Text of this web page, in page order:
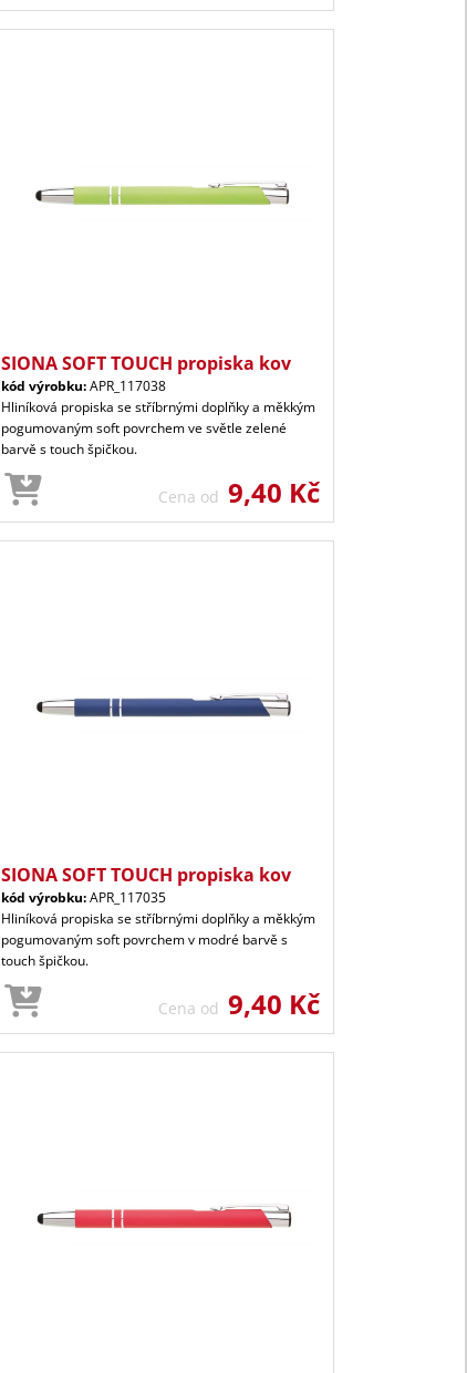
SIONA SOFT TOUCH propiska kov
kód výrobku:APR_117038
Hliníková propiska se stříbrnými doplňky a měkkým
pogumovaným soft povrchem ve světle zelené
barvě s touch špičkou.
Cena od 9,40 Kč
SIONA SOFT TOUCH propiska kov
kód výrobku:APR_117035
Hliníková propiska se stříbrnými doplňky a měkkým
pogumovaným soft povrchem v modré barvě s
touch špičkou.
Cena od 9,40 Kč